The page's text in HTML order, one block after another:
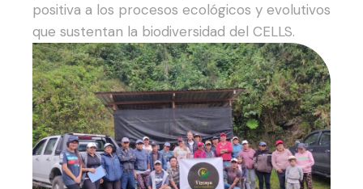
positiva a los procesos ecológicos y evolutivos
que sustentan la biodiversidad del CELLS.